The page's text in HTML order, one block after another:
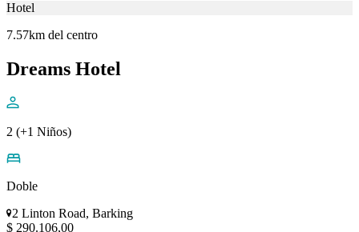
Hotel
7.57km del centro
Dreams Hotel
2 (+1 Niños)
Doble
2 Linton Road, Barking
$ 290.106,00